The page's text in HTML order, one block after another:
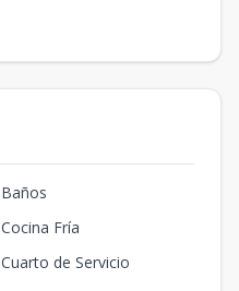
Baños
Cocina Fría
Cuarto de Servicio